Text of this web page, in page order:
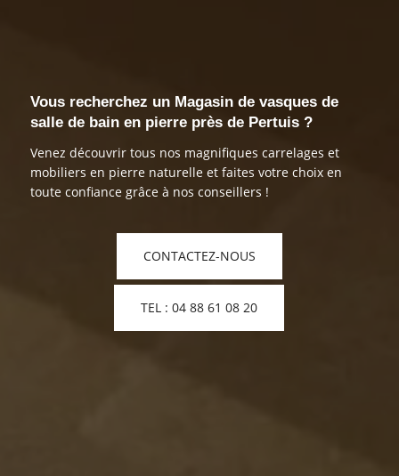
Vous recherchez un Magasin de vasques de
salle de bain en pierre près de Pertuis ?
Venez découvrir tous nos magnifiques carrelages et
mobiliers en pierre naturelle et faites votre choix en
toute confiance grâce à nos conseillers !
CONTACTEZ-NOUS
TEL : 04 88 61 08 20